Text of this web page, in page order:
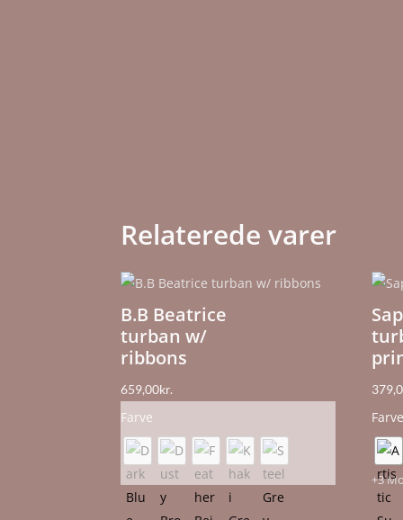
Relaterede varer
B.B Beatrice
turban w/
ribbons
659,00kr.
Farve Farve
+3